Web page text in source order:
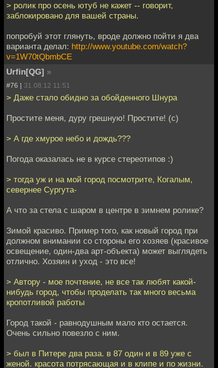
> ролик про осень ютуб не кажет -- говорит,
заблокировано для вашей страны.
попробуй этот глянуть, вроде должно пойти я два
варианта делал: http://www.youtube.com/watch?
v=1W70tQbmbCE
Urfin[QG] »
#76 | 31.08.12 11:51
> Даже стало обидно за обойденного Шнура
Простите меня, дуру грешную! Простите! (с)
> А где хмурое небо и дождь???
Погода оказалась не в курсе стереотипов :)
> тогда уж и на мой город посмотрите, Когалым,
севернее Сургута-
А что за стела с шаром в центре в зимнем ролике?
Зимой красиво. Пример того, как новый город при
должном внимании со стороны его хозяев (красивое
освещение, один-два арт-объекта) может выглядеть
отлично. Хозяин и уход - это все!
> Автору - мое почтение, не все так любят какой-
нибудь город, чтобы проделать так много весьма
кропотливой работы
Город такой - равнодушным мало кто остается.
Очень сильно повезло с ним.
> был в Питере два раза. в 87 один и в 89 уже с
женой. красота потрясающая и в клипе и по жизни.